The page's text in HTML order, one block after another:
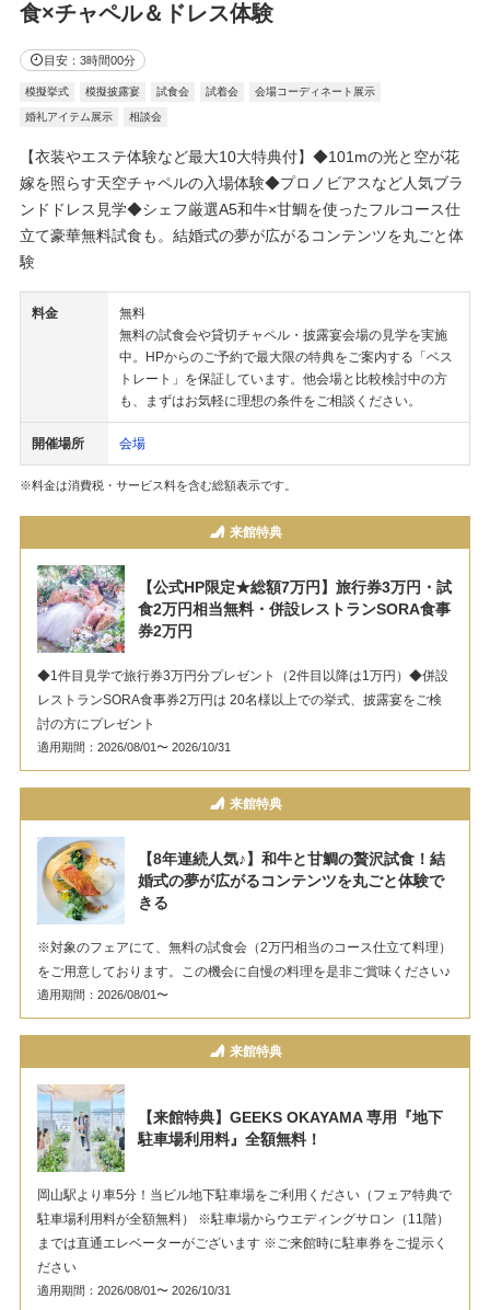
食×チャペル＆ドレス体験
目安：3時間00分
模擬挙式 模擬披露宴 試食会 試着会 会場コーディネート展示
婚礼アイテム展示 相談会
【衣装やエステ体験など最大10大特典付】◆101mの光と空が花
嫁を照らす天空チャペルの入場体験◆プロノビアスなど人気ブラ
ンドドレス見学◆シェフ厳選A5和牛×甘鯛を使ったフルコース仕
立て豪華無料試食も。結婚式の夢が広がるコンテンツを丸ごと体
験
料金
無料
無料の試食会や貸切チャペル・披露宴会場の見学を実施
中。HPからのご予約で最大限の特典をご案内する「ベス
トレート」を保証しています。他会場と比較検討中の方
も、まずはお気軽に理想の条件をご相談ください。
開催場所 会場
※料金は消費税・サービス料を含む総額表示です。
来館特典
【公式HP限定★総額7万円】旅行券3万円・試
食2万円相当無料・併設レストランSORA食事
券2万円
◆1件目見学で旅行券3万円分プレゼント（2件目以降は1万円）◆併設
レストランSORA食事券2万円は 20名様以上での挙式、披露宴をご検
討の方にプレゼント
適用期間：2026/08/01〜 2026/10/31
来館特典
【8年連続人気♪】和牛と甘鯛の贅沢試食！結
婚式の夢が広がるコンテンツを丸ごと体験で
きる
※対象のフェアにて、無料の試食会（2万円相当のコース仕立て料理）
をご用意しております。この機会に自慢の料理を是非ご賞味ください♪
適用期間：2026/08/01〜
来館特典
【来館特典】GEEKS OKAYAMA 専用『地下
駐車場利用料』全額無料！
岡山駅より車5分！当ビル地下駐車場をご利用ください（フェア特典で
駐車場利用料が全額無料） ※駐車場からウエディングサロン（11階）
までは直通エレベーターがございます ※ご来館時に駐車券をご提示く
ださい
適用期間：2026/08/01〜 2026/10/31